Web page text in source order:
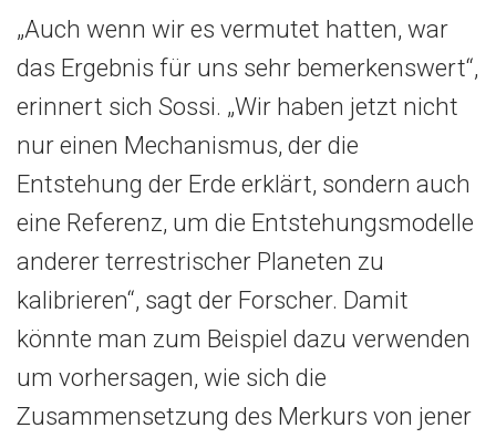
„Auch wenn wir es vermutet hatten, war
das Ergebnis für uns sehr bemerkenswert“,
erinnert sich Sossi. „Wir haben jetzt nicht
nur einen Mechanismus, der die
Entstehung der Erde erklärt, sondern auch
eine Referenz, um die Entstehungsmodelle
anderer terrestrischer Planeten zu
kalibrieren“, sagt der Forscher. Damit
könnte man zum Beispiel dazu verwenden
um vorhersagen, wie sich die
Zusammensetzung des Merkurs von jener